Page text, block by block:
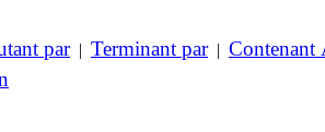
par| Terminant par| Contenant